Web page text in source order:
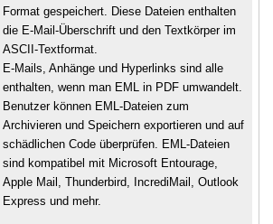
Format gespeichert. Diese Dateien enthalten
die E-Mail-Überschrift und den Textkörper im
ASCII-Textformat.
E-Mails, Anhänge und Hyperlinks sind alle
enthalten, wenn man EML in PDF umwandelt.
Benutzer können EML-Dateien zum
Archivieren und Speichern exportieren und auf
schädlichen Code überprüfen. EML-Dateien
sind kompatibel mit Microsoft Entourage,
Apple Mail, Thunderbird, IncrediMail, Outlook
Express und mehr.